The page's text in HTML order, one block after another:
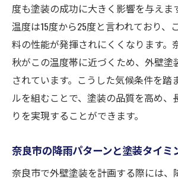
奈良市特有の建材とその特性
地域の伝統を反映した塗装
奈良市での外壁塗装に関す
地域コミュニティと調和する
奈良市の住宅市場と外壁塗
奈良市での外壁塗装に最適な時期
奈良市の天候を基にした塗装
塗装時期を決める際の注意点
度も塗装の成功に大きく影響を与えま
温度は15度から25度と言われており、
料の性能が発揮されにくくなります。
秋がこの温度帯に近づくため、外壁塗
されています。こうした気候条件を踏
ルを組むことで、塗装の品質を高め、
りを実現することができます。
奈良市の降雨パターンと塗装タイミ
奈良市で外壁塗装を計画する際には、